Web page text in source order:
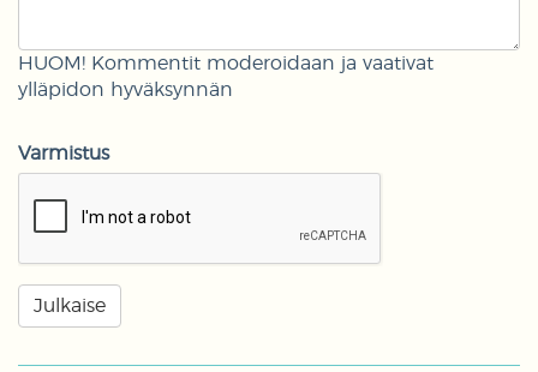
HUOM! Kommentit moderoidaan ja vaativat
ylläpidon hyväksynnän
Varmistus